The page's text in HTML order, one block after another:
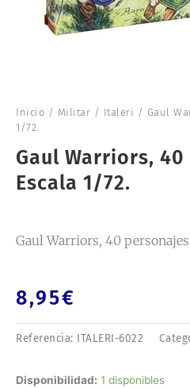
Inicio / Militar / Italeri / Gaul
1/72.
Gaul Warriors, 40
Escala 1/72.
Gaul Warriors, 40 personajes
8,95€
Referencia: ITALERI-6022
Disponibilidad: 1 disponibles
Gaul